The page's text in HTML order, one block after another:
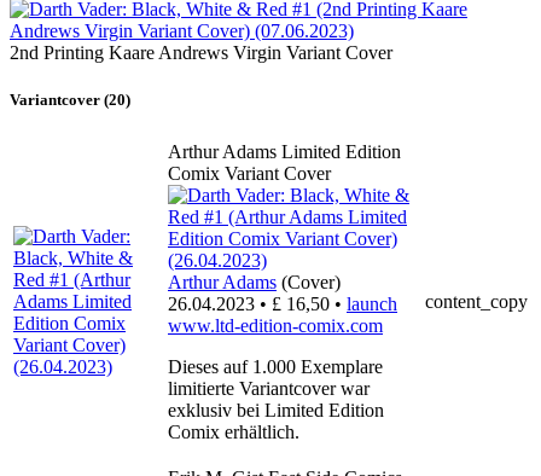
2nd Printing Kaare Andrews Virgin Variant Cover
Variantcover (20)
Arthur Adams Limited Edition
Comix Variant Cover
Arthur Adams (Cover)
26.04.2023 • £ 16,50 • launch
www.ltd-edition-comix.com
Dieses auf 1.000 Exemplare
limitierte Variantcover war
exklusiv bei Limited Edition
Comix erhältlich.
content_copy